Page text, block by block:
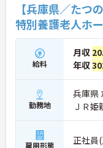
【兵庫県／た
特別養護老人ホ
給料
月収
年収
勤務地
兵庫県
ＪＲ
雇用形態 正社員